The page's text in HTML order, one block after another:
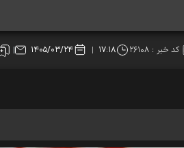
کد خبر :۲۶۱۰۸ ۱۷:۱۸ ۱۴۰۵/۰۳/۲۴